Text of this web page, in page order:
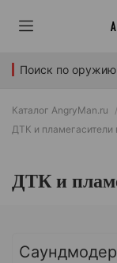
Поиск по оружию
Каталог AngryMan.ru
ДТК и пламегасители
ДТК и